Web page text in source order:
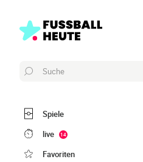
Suche
Spiele
live
14
Favoriten